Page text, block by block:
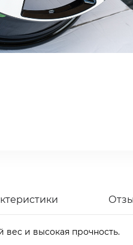
вес и высокая прочность.